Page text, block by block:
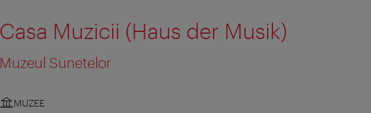
Casa Muzicii (Haus der Musik)
Muzeul Sunetelor
MUZEE